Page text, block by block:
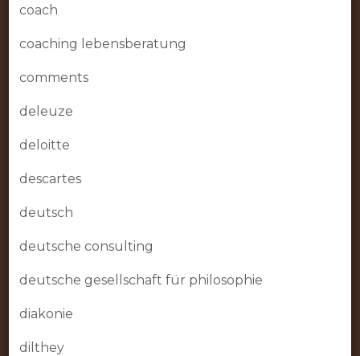
coach
coaching lebensberatung
comments
deleuze
deloitte
descartes
deutsch
deutsche consulting
deutsche gesellschaft für philosophie
diakonie
dilthey